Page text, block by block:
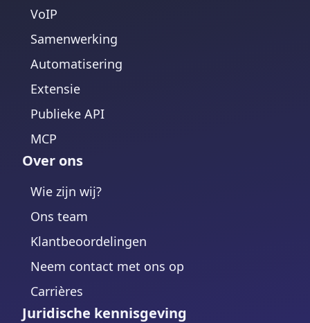
VoIP
Samenwerking
Automatisering
Extensie
Publieke API
MCP
Over ons
Wie zijn wij?
Ons team
Klantbeoordelingen
Neem contact met ons op
Carrières
Juridische kennisgeving